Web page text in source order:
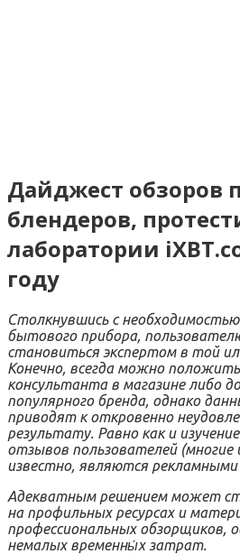
Дайджест обзоров
блендеров,
лаборатории
году
Столкнувшись с необходимостью
бытового прибора,
становиться экспертом в той
Конечно, всегда можно
консультанта в магазине либо
популярного бренда, однако
приводят к откровенно
результату. Равно как и
отзывов пользователей (многие
известно, являются
Адекватным решением может
на профильных ресурсах и
профессиональных обзорщиков,
немалых временны́х затрат.